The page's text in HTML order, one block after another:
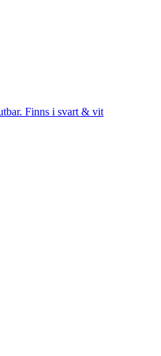
Finns i svart & vit